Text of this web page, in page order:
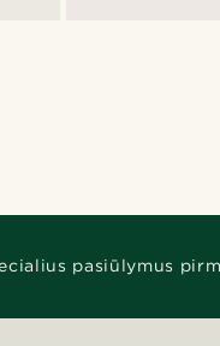
pasiūlymus